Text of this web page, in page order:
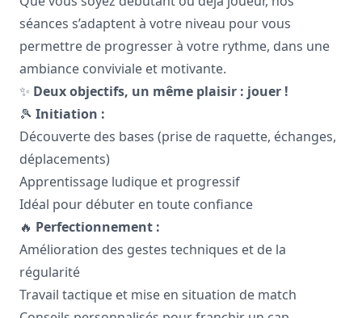
séances s’adaptent à votre niveau pour vous
permettre de progresser à votre rythme, dans une
ambiance conviviale et motivante.
✨ Deux objectifs, un même plaisir : jouer !
🎾 Initiation :
Découverte des bases (prise de raquette, échanges,
déplacements)
Apprentissage ludique et progressif
Idéal pour débuter en toute confiance
🔥 Perfectionnement :
Amélioration des gestes techniques et de la
régularité
Travail tactique et mise en situation de match